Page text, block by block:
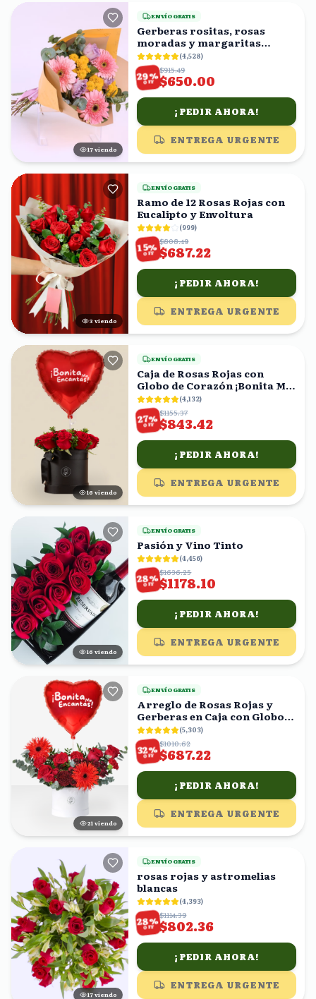
18 viendo
ENVÍO GRATIS
Gerberas rositas, rosas
moradas y margaritas
amarillas en ramo
(4,528)
29%
OFF
$915.49
$650.00
¡PEDIR AHORA!
ENTREGA URGENTE
3 viendo
ENVÍO GRATIS
Ramo de 12 Rosas Rojas con
Eucalipto y Envoltura
(999)
15%
OFF
$808.49
$687.22
¡PEDIR AHORA!
ENTREGA URGENTE
17 viendo
ENVÍO GRATIS
Caja de Rosas Rojas con
Globo de Corazón ¡Bonita Me
Encantas!
(4,132)
27%
OFF
$1155.37
$843.42
¡PEDIR AHORA!
ENTREGA URGENTE
17 viendo
ENVÍO GRATIS
Pasión y Vino Tinto
(4,456)
28%
OFF
$1636.25
$1178.10
¡PEDIR AHORA!
ENTREGA URGENTE
22 viendo
ENVÍO GRATIS
Arreglo de Rosas Rojas y
Gerberas en Caja con Globo
Corazón
(5,303)
32%
OFF
$1010.62
$687.22
¡PEDIR AHORA!
ENTREGA URGENTE
17 viendo
ENVÍO GRATIS
rosas rojas y astromelias
blancas
(4,393)
28%
OFF
$1114.39
$802.36
¡PEDIR AHORA!
ENTREGA URGENTE